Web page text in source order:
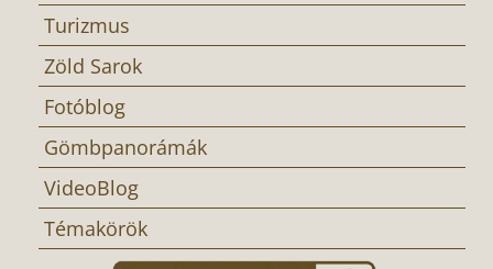
Turizmus
Zöld Sarok
Fotóblog
Gömbpanorámák
VideoBlog
Témakörök